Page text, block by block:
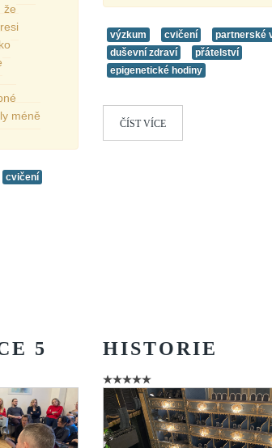
že
méně
cvičení
výzkum cvičení
partnerské
duševní zdraví
přátelství
epigenetické hodiny
ČÍST VÍCE
5 HISTORIE